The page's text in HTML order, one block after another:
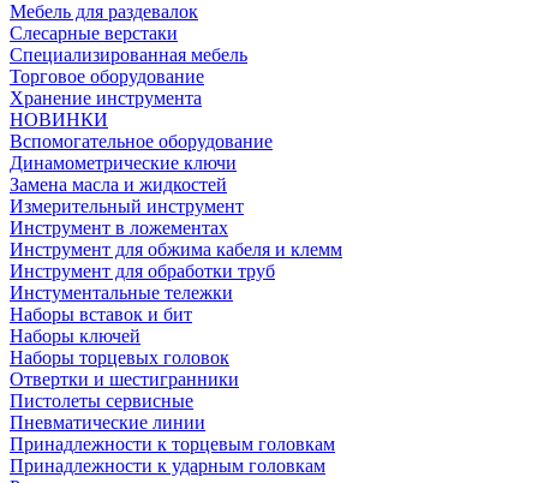
Мебель для раздевалок
Слесарные верстаки
Специализированная мебель
Торговое оборудование
Хранение инструмента
НОВИНКИ
Вспомогательное оборудование
Динамометрические ключи
Замена масла и жидкостей
Измерительный инструмент
Инструмент в ложементах
Инструмент для обжима кабеля и клемм
Инструмент для обработки труб
Инстументальные тележки
Наборы вставок и бит
Наборы ключей
Наборы торцевых головок
Отвертки и шестигранники
Пистолеты сервисные
Пневматические линии
Принадлежности к торцевым головкам
Принадлежности к ударным головкам